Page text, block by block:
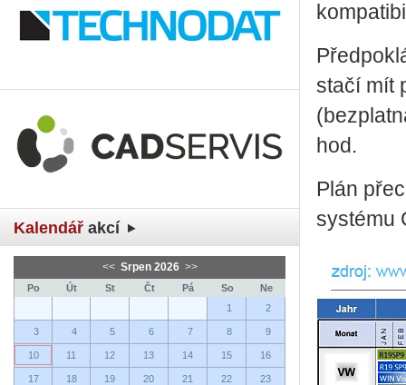
Kalendář akcí
<< Srpen 2026 >>
Po Út St Čt Pá So
Ne
1
2
3 4 5 6 7 8 9
10 11 12 13 14 15 16
17 18 19 20 21 22 23
stačí mít
hod.
Plán
systému